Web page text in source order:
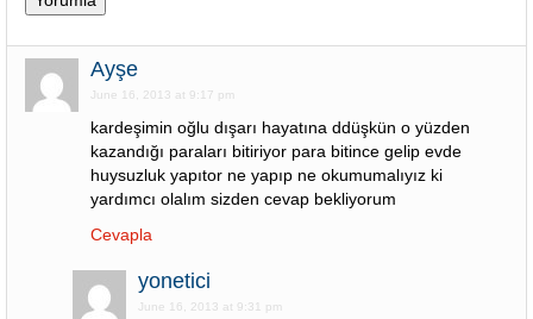
Ayşe
June 16, 2013 at 9:17 pm
kardeşimin oğlu dışarı hayatına ddüşkün o yüzden
kazandığı paraları bitiriyor para bitince gelip evde
huysuzluk yapıtor ne yapıp ne okumumalıyız ki
yardımcı olalım sizden cevap bekliyorum
Cevapla
yonetici
June 16, 2013 at 9:31 pm